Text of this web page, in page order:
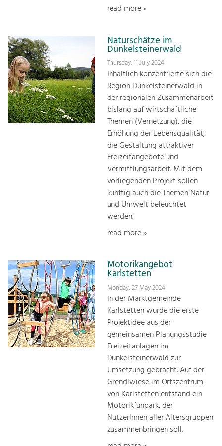
read more »
Naturschätze im
Dunkelsteinerwald
Thursday, 11 July 2024
Inhaltlich konzentrierte sich die
Region Dunkelsteinerwald in
der regionalen Zusammenarbeit
bislang auf wirtschaftliche
Themen (Vernetzung), die
Erhöhung der Lebensqualität,
die Gestaltung attraktiver
Freizeitangebote und
Vermittlungsarbeit. Mit dem
vorliegenden Projekt sollen
künftig auch die Themen Natur
und Umwelt beleuchtet
werden.
read more »
Motorikangebot
Karlstetten
Monday, 27 May 2024
In der Marktgemeinde
Karlstetten wurde die erste
Projektidee aus der
gemeinsamen Planungsstudie
Freizeitanlagen im
Dunkelsteinerwald zur
Umsetzung gebracht. Auf der
Grendlwiese im Ortszentrum
von Karlstetten entstand ein
Motorikfunpark, der
NutzerInnen aller Altersgruppen
zusammenbringen soll.